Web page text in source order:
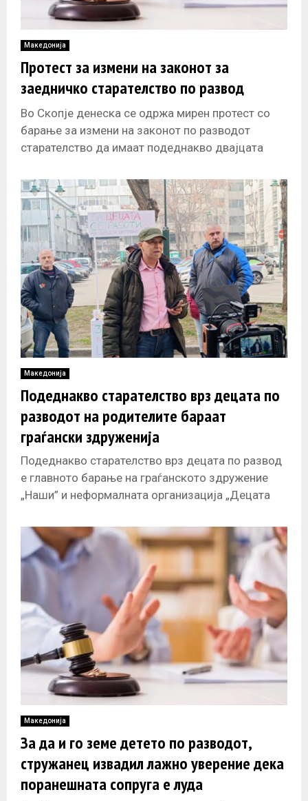
Македонија
Протест за измени на законот за
заедничко старателство по развод
Во Скопје денеска се одржа мирен протест со
барање за измени на законот по разводот
старателство да имаат подеднакво двајцата
дека
Македонија
Подеднакво старателство врз децата по
разводот на родителите бараат
граѓански здруженија
Подеднакво старателство врз децата по развод
е главното барање на граѓанското здружение
„Наши” и неформалната организација „Децата
Македонија
За да и го земе детето по разводот,
стружанец извадил лажно уверение дека
поранешната сопруга е луда